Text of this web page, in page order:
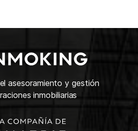
asesoramiento y gestión
inmobiliarias